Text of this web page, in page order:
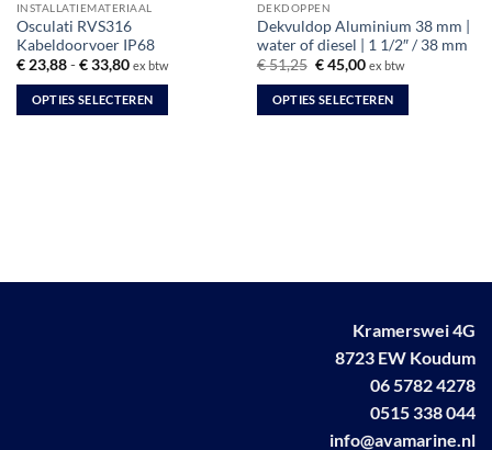
INSTALLATIEMATERIAAL
Osculati RVS316
Kabeldoorvoer IP68
€23,88 - €33,80Prijsklasse:
tot
€ 33,80
ex btw
OPTIES SELECTEREN
kan
DEKDOPPEN
Dekvuldop Aluminium 38 mm |
water of diesel | 1 1/2″ / 38 mm
€51,25 Oorspronkelijke
was:
€ 51,25.
€45,00Huidige
is:
€ 45,00.
ex btw
OPTIES SELECTEREN
kan
Kramerswei 4G
8723 EW Koudum
06 5782 4278
0515 338 044
info@avamarine.nl